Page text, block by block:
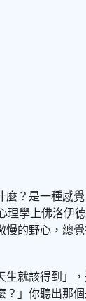
？是一種感
理學上佛洛伊
的野心，總
就該得到」
」你聽出那